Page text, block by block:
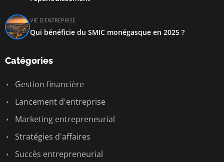
VIE D'ENTREPRISE
Qui bénéficie du SMIC monégasque en 2025 ?
Catégories
Gestion financière
Lancement d'entreprise
Marketing entrepreneurial
Stratégies d'affaires
Succès entrepreneurial